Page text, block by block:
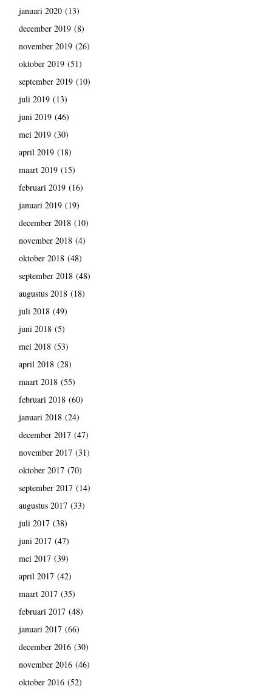
januari 2020(13)
december 2019(8)
november 2019(26)
oktober 2019(51)
september 2019(10)
juli 2019(13)
juni 2019(46)
mei 2019(30)
april 2019(18)
maart 2019(15)
februari 2019(16)
januari 2019(19)
december 2018(10)
november 2018(4)
oktober 2018(48)
september 2018(48)
augustus 2018(18)
juli 2018(49)
juni 2018(5)
mei 2018(53)
april 2018(28)
maart 2018(55)
februari 2018(60)
januari 2018(24)
december 2017(47)
november 2017(31)
oktober 2017(70)
september 2017(14)
augustus 2017(33)
juli 2017(38)
juni 2017(47)
mei 2017(39)
april 2017(42)
maart 2017(35)
februari 2017(48)
januari 2017(66)
december 2016(30)
november 2016(46)
oktober 2016(52)